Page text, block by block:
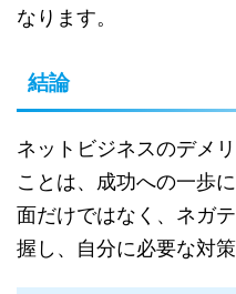
なります。
結論
ネットビジネスのデメ
ことは、成功への一歩
面だけではなく、ネガ
握し、自分に必要な対